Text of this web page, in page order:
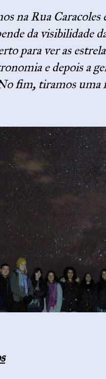
na Rua
da visibilidade
para ver as
e depois a
fim, tiramos uma